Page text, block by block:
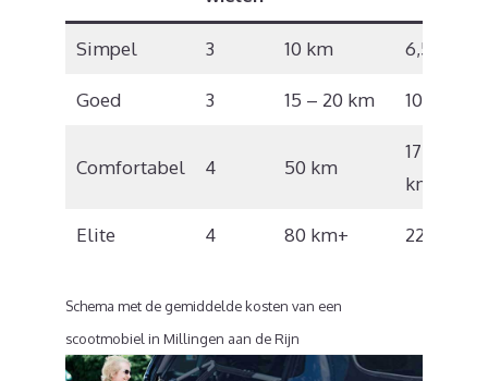
Simpel 3 10 km 6,5 km/u
Goed 3 15 – 20 km 10 km/u
Comfortabel 4 50 km
17 – 18
km/u
Elite 4 80 km+ 22 km/u
Schema met de gemiddelde kosten van een
scootmobiel in Millingen aan de Rijn